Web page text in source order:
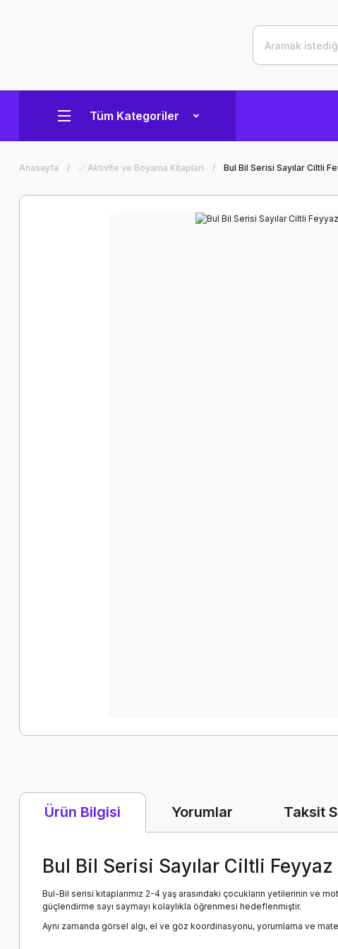
Tüm Kategoriler
Anasayfa ✅ Aktivite ve Boyama Kitapları Bul Bil Serisi Sayılar Ciltli
Ürün Bilgisi Yorumlar Taksit
Bul Bil Serisi Sayılar Ciltli Feyyaz
Bul-Bil serisi kitaplarımız 2-4 yaş arasındaki çocukların yetilerinin ve
güçlendirme sayı saymayı kolaylıkla öğrenmesi hedeflenmiştir.
Aynı zamanda görsel algı, el ve göz koordinasyonu, yorumlama ve